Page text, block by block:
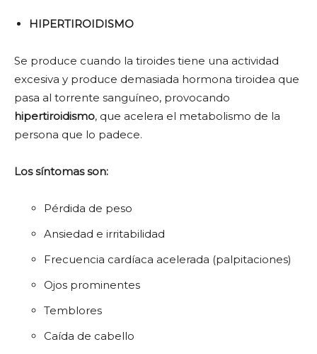
HIPERTIROIDISMO
Se produce cuando la tiroides tiene una actividad
excesiva y produce demasiada hormona tiroidea que
pasa al torrente sanguíneo, provocando
hipertiroidismo, que acelera el metabolismo de la
persona que lo padece.
Los síntomas son:
Pérdida de peso
Ansiedad e irritabilidad
Frecuencia cardíaca acelerada (palpitaciones)
Ojos prominentes
Temblores
Caída de cabello